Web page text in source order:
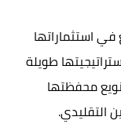
استثماراتها
طويلة
محفظتها
التقليدي.